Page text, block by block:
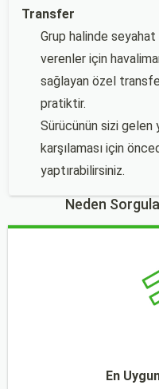
Transfer
Grup halinde
verenler için
sağlayan özel
pratiktir.
Sürücünün sizi gelen
karşılaması için
yaptırabilirsiniz.
Neden
En